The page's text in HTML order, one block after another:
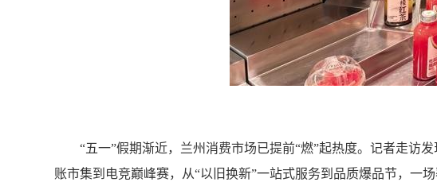
“五一”假期渐近，兰州消费市场已提前“燃”起热度。记者走访
账市集到电竞巅峰赛，从“以旧换新”一站式服务到品质爆品节，一